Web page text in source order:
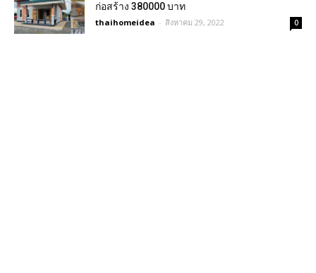
ก่อสร้าง 380000 บาท
thaihomeidea - สิงหาคม 29, 2022 0